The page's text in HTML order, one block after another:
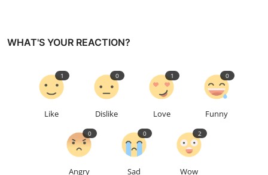
WHAT'S YOUR REACTION?
Like
1
Dislike
0
Love
1
Funny
0
Angry
0
Sad
0
Wow
2